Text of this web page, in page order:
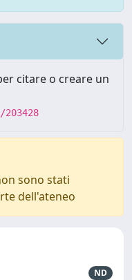
citare o creare un
sono stati
dell'ateneo
ND